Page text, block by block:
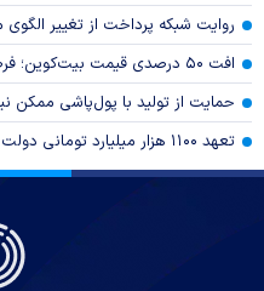
روایت شبکه پرداخت از تغییر
افت ۵۰ درصدی قیمت بیت‌کوین؛ فرصت خرید یا آغاز دوره نزولی؟
حمایت از تولید با پول‌پاشی ممکن
تعهد ۱۱۰۰ هزار میلیارد تومانی دولت برای تامین کالابرگ